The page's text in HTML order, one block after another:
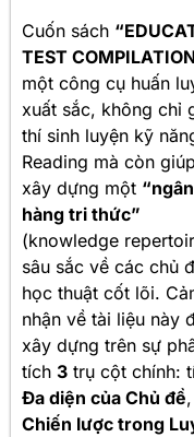
Cuốn sách
TEST
một công cụ huấn
xuất sắc, không chỉ
thí sinh luyện kỹ
Reading mà còn
xây dựng một “ngân
hàng tri thức”
(knowledge
sâu sắc về các chủ
học thuật cốt lõi.
nhận về tài liệu này
xây dựng trên sự
tích 3 trụ cột chính:
Đa diện của Chủ đề
Chiến lược trong